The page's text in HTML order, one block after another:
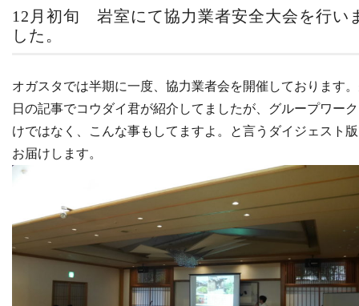
12月初旬 岩室にて協力業者安全大会を行い
した。
オガスタでは半期に一度、協力業者会を開催しております
日の記事でコウダイ君が紹介してましたが、グループワー
けではなく、こんな事もしてますよ。と言うダイジェスト
お届けします。